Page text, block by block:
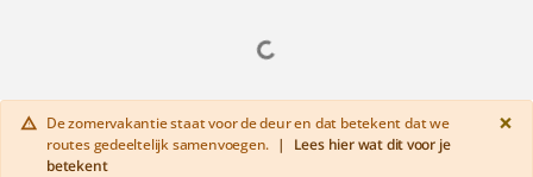
warning De zomervakantie staat voor de deur en dat betekent dat we
routes gedeeltelijk samenvoegen. |
Lees hier wat dit voor je
betekent
×